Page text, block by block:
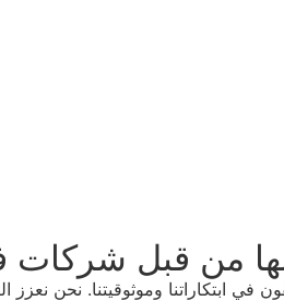
من قبل شركات
في ابتكاراتنا وموثوقيتنا. نحن